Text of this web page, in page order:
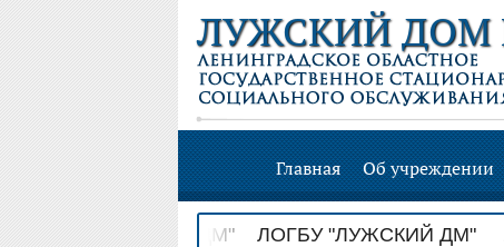
ЛУЖСКИЙ ДОМ
Главная Об учреждении
"ЛУЖСКИЙ ДМ" ЛОГБУ "ЛУЖСКИЙ ДМ"